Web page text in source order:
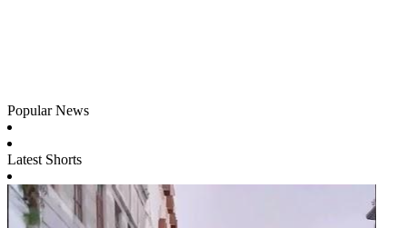
Popular News
Latest Shorts